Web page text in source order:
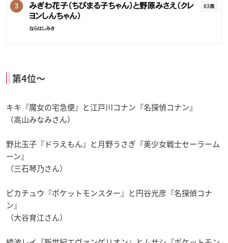
第4位〜
キキ『魔女の宅急便』と江戸川コナン『名探偵コナン』
（高山みなみさん）
野比玉子『ドラえもん』と月野うさぎ『美少女戦士セーラーム
ーン』
（三石琴乃さん）
ピカチュウ『ポケットモンスター』と円谷光彦『名探偵コナ
ン』
（大谷育江さん）